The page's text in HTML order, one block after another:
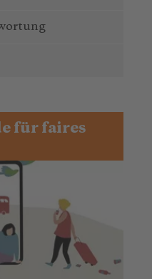
für faires